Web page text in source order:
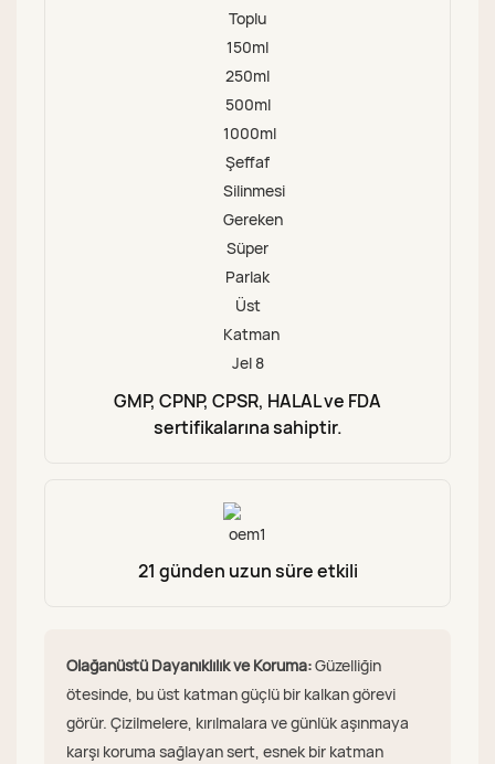
GMP, CPNP, CPSR, HALAL ve FDA
sertifikalarına sahiptir.
21 günden uzun süre etkili
Olağanüstü Dayanıklılık ve Koruma:Güzelliğin
ötesinde, bu üst katman güçlü bir kalkan görevi
görür. Çizilmelere, kırılmalara ve günlük aşınmaya
karşı koruma sağlayan sert, esnek bir katman